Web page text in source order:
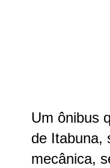
Um ônibus
de Itabuna,
mecânica,